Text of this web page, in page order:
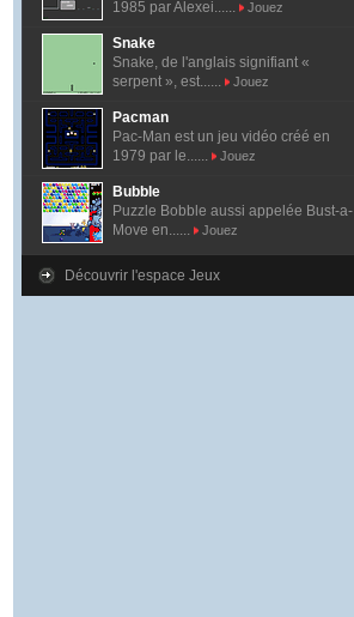
1985 par Alexei......
Jouez
Snake
Snake, de l'anglais signifiant «
serpent », est......
Jouez
Pacman
Pac-Man est un jeu vidéo créé en
1979 par le......
Jouez
Bubble
Puzzle Bobble aussi appelée Bust-a-
Move en......
Jouez
Découvrir l'espace Jeux